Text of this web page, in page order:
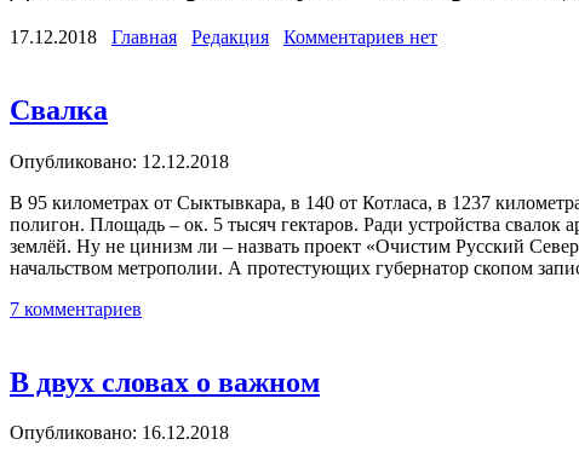
17.12.2018 Главная Редакция Комментариев нет
Свалка
Опубликовано: 12.12.2018
В 95 километрах от Сыктывкара, в 140 от Котласа, в 1237
полигон. Площадь – ок. 5 тысяч гектаров. Ради устройства
землёй. Ну не цинизм ли – назвать проект «Очистим Русский
начальством метрополии. А протестующих губернатор скопом
7 комментариев
В двух словах о важном
Опубликовано: 16.12.2018